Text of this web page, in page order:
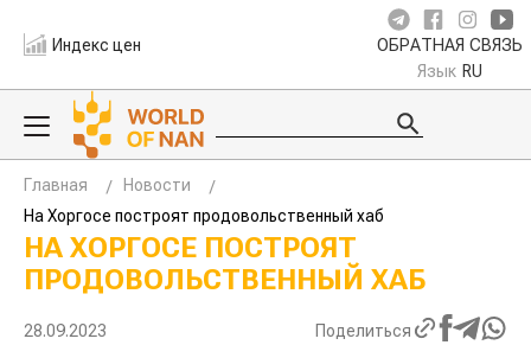
Индекс цен ОБРАТНАЯ СВЯЗЬ
Язык RU
Главная
Новости
На Хоргосе построят продовольственный хаб
НА ХОРГОСЕ ПОСТРОЯТ
ПРОДОВОЛЬСТВЕННЫЙ ХАБ
28.09.2023 Поделиться